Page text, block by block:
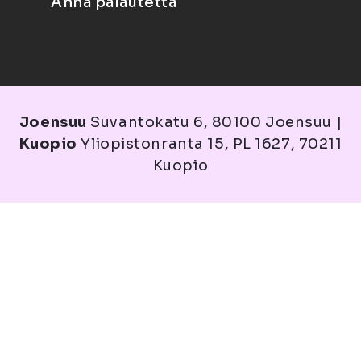
Joensuu Suvantokatu 6, 80100 Joensuu |
Kuopio Yliopistonranta 15, PL 1627, 70211
Kuopio